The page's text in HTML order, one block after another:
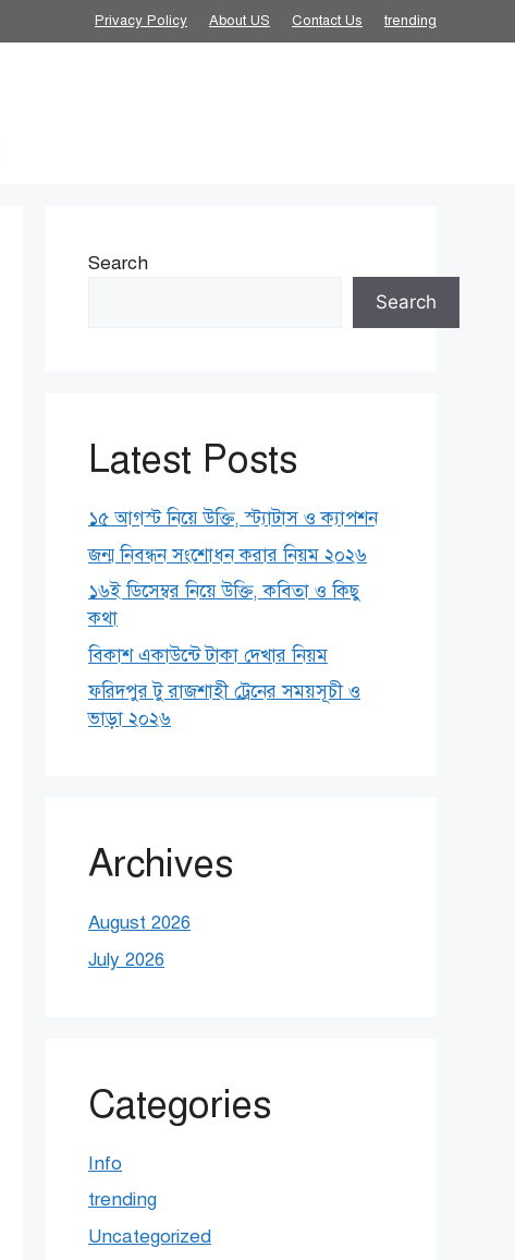
Privacy Policy About US Contact Us trending
Search
Search
Latest Posts
১৫ আগস্ট নিয়ে উক্তি, স্ট্যাটাস ও ক্যাপশন
জন্ম নিবন্ধন সংশোধন করার নিয়ম ২০২৬
১৬ই ডিসেম্বর নিয়ে উক্তি, কবিতা ও কিছু
কথা
বিকাশ একাউন্টে টাকা দেখার নিয়ম
ফরিদপুর টু রাজশাহী ট্রেনের সময়সূচী ও
ভাড়া ২০২৬
Archives
August 2026
July 2026
Categories
Info
trending
Uncategorized